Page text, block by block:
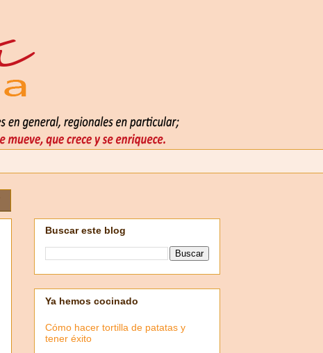
Buscar este blog
Ya hemos cocinado
Cómo hacer tortilla de patatas y
tener éxito